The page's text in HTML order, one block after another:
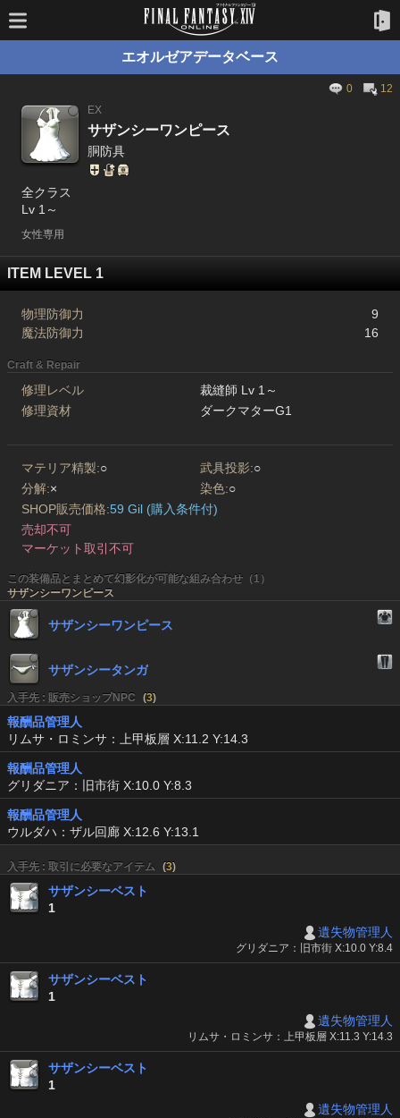
エオルゼアデータベース
0
12
EX
サザンシーワンピース
胴防具
全クラス
Lv 1～
女性専用
ITEM LEVEL 1
物理防御力
9
魔法防御力
16
Craft & Repair
修理レベル
裁縫師 Lv 1～
修理資材
ダークマターG1
マテリア精製:○ 武具投影:○
分解:× 染色:○
SHOP販売価格:59 Gil (購入条件付)
売却不可
マーケット取引不可
この装備品とまとめて幻影化が可能な組み合わせ（1）
サザンシーワンピース
サザンシーワンピース
サザンシータンガ
入手先 : 販売ショップNPC (3)
報酬品管理人
リムサ・ロミンサ：上甲板層 X:11.2 Y:14.3
報酬品管理人
グリダニア：旧市街 X:10.0 Y:8.3
報酬品管理人
ウルダハ：ザル回廊 X:12.6 Y:13.1
入手先 : 取引に必要なアイテム (3)
サザンシーベスト
1
遺失物管理人
グリダニア：旧市街 X:10.0 Y:8.4
サザンシーベスト
1
遺失物管理人
リムサ・ロミンサ：上甲板層 X:11.3 Y:14.3
サザンシーベスト
1
遺失物管理人